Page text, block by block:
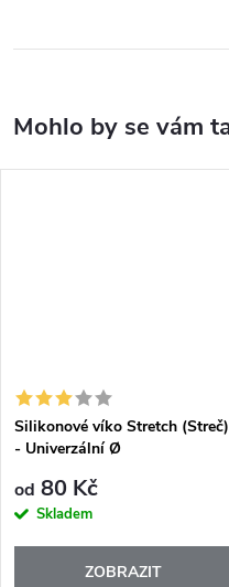
Silikonové víko Stretch (Streč)
- Univerzální Ø
od 80 Kč
Skladem
ZOBRAZIT